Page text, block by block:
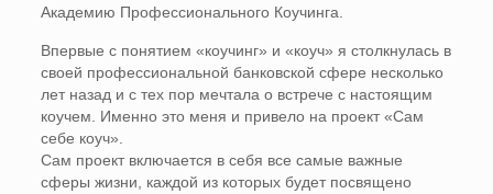
Академию Профессионального Коучинга.
Впервые с понятием «коучинг» и «коуч» я столкнулась в
своей профессиональной банковской сфере несколько
лет назад и с тех пор мечтала о встрече с настоящим
коучем. Именно это меня и привело на проект «Сам
себе коуч».
Сам проект включается в себя все самые важные
сферы жизни, каждой из которых будет посвящено